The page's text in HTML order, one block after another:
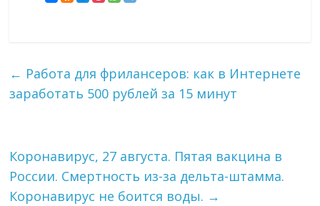
← Работа для фрилансеров: как в Интернете
заработать 500 рублей за 15 минут
Коронавирус, 27 августа. Пятая вакцина в
России. Смертность из-за дельта-штамма.
Коронавирус не боится воды. →